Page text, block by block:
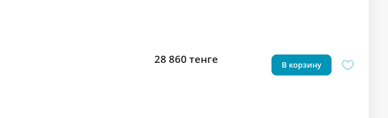
28 860 тенге В корзину